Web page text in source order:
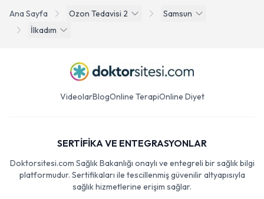
Ana Sayfa Ozon Tedavisi 2
Samsun
İlkadım
VideolarBlogOnline TerapiOnline Diyet
SERTİFİKA VE ENTEGRASYONLAR
Doktorsitesi.com Sağlık Bakanlığı onaylı ve entegreli bir sağlık bilgi
platformudur. Sertifikaları ile tescillenmiş güvenilir altyapısıyla
sağlık hizmetlerine erişim sağlar.